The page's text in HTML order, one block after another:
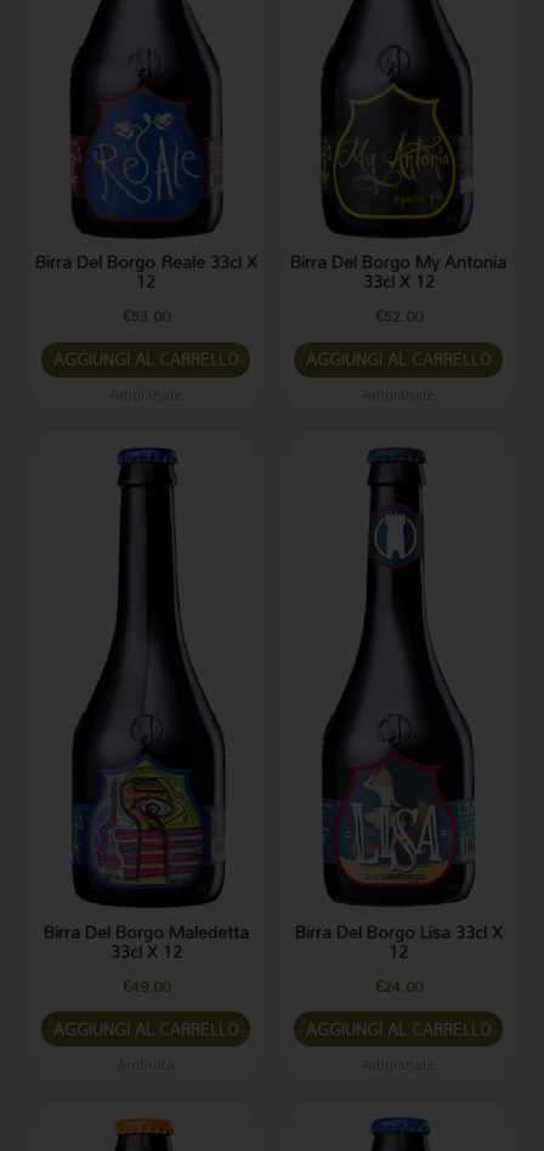
Birra Del Borgo Reale 33cl X
12
€53.00
AGGIUNGI AL CARRELLO
Birra Del Borgo My Antonia
33cl X 12
€52.00
AGGIUNGI AL CARRELLO
Birra Del Borgo Maledetta
33cl X 12
€49.00
AGGIUNGI AL CARRELLO
Birra Del Borgo Lisa 33cl X
12
€24.00
AGGIUNGI AL CARRELLO